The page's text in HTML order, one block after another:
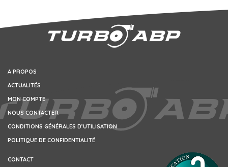
A PROPOS
ACTUALITÉS
MON COMPTE
NOUS CONTACTER
CONDITIONS GÉNÉRALES D’UTILISATION
POLITIQUE DE CONFIDENTIALITÉ
CONTACT